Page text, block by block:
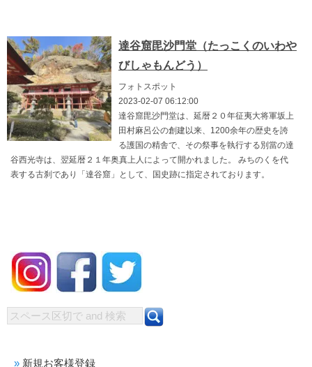
達谷窟毘沙門堂（たっこくのいわや
びしゃもんどう）
フォトスポット
2023-02-07 06:12:00
達谷窟毘沙門堂は、延暦２０年征夷大将軍坂上
田村麻呂公の創建以来、1200余年の歴史を誇
る護国の精舎で、その祭事を執行する別當の達
谷西光寺は、翌延暦２１年奥真上人によって開かれました。 みちのくを代
表する古刹であり「達谷窟」として、国史跡に指定されております。
新規お客様登録